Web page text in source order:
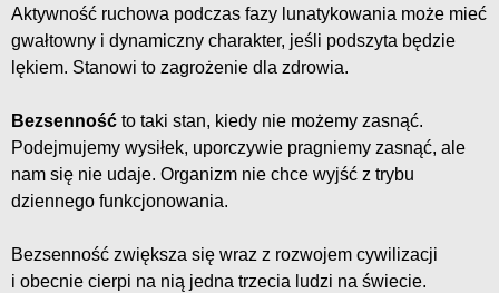
Aktywność ruchowa podczas fazy lunatykowania może mieć
gwałtowny i dynamiczny charakter, jeśli podszyta będzie
lękiem. Stanowi to zagrożenie dla zdrowia.
Bezsenność to taki stan, kiedy nie możemy zasnąć.
Podejmujemy wysiłek, uporczywie pragniemy zasnąć, ale
nam się nie udaje. Organizm nie chce wyjść z trybu
dziennego funkcjonowania.
Bezsenność zwiększa się wraz z rozwojem cywilizacji
i obecnie cierpi na nią jedna trzecia ludzi na świecie.